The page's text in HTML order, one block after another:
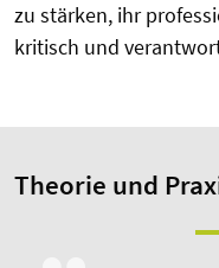
zu stärken, ihr
kritisch und
Theorie und